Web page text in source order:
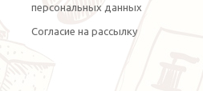
персональных данных
Согласие на рассылку